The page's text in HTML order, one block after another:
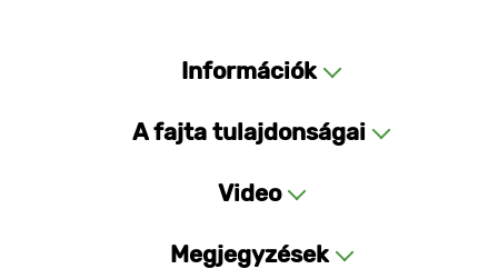
Információk
A fajta tulajdonságai
Video
Megjegyzések